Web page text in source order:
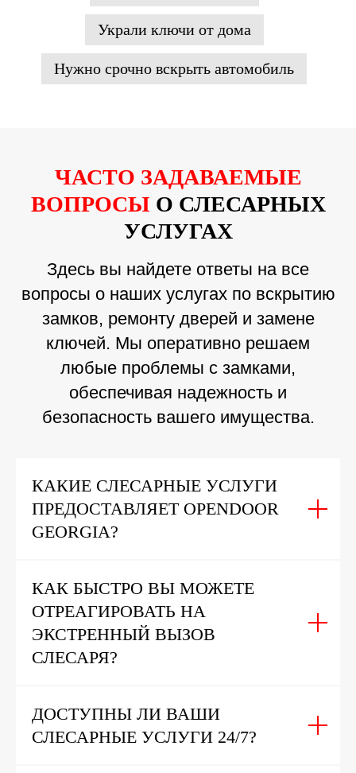
Украли ключи от дома
Нужно срочно вскрыть автомобиль
ЧАСТО ЗАДАВАЕМЫЕ
ВОПРОСЫ О СЛЕСАРНЫХ
УСЛУГАХ
Здесь вы найдете ответы на все
вопросы о наших услугах по вскрытию
замков, ремонту дверей и замене
ключей. Мы оперативно решаем
любые проблемы с замками,
обеспечивая надежность и
безопасность вашего имущества.
КАКИЕ СЛЕСАРНЫЕ УСЛУГИ
ПРЕДОСТАВЛЯЕТ OPENDOOR
GEORGIA?
КАК БЫСТРО ВЫ МОЖЕТЕ
ОТРЕАГИРОВАТЬ НА
ЭКСТРЕННЫЙ ВЫЗОВ
СЛЕСАРЯ?
ДОСТУПНЫ ЛИ ВАШИ
СЛЕСАРНЫЕ УСЛУГИ 24/7?